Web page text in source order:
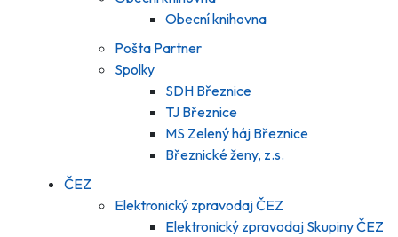
Obecní knihovna
Pošta Partner
Spolky
SDH Březnice
TJ Březnice
MS Zelený háj Březnice
Březnické ženy, z.s.
ČEZ
Elektronický zpravodaj ČEZ
Elektronický zpravodaj Skupiny ČEZ